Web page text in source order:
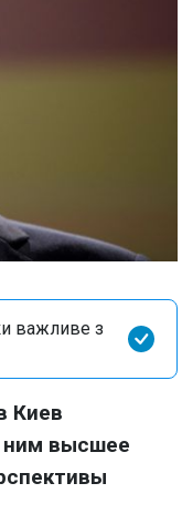
важливе з
Киев
ним высшее